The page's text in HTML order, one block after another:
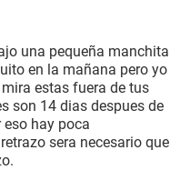
una pequeña manchita
en la mañana pero yo
estas fuera de tus
son 14 dias despues de
hay poca
sera necesario que